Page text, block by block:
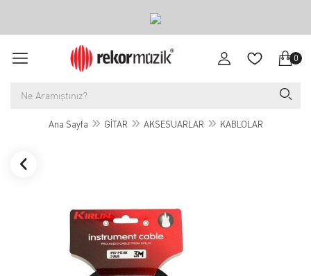
0
Ana Sayfa GİTAR AKSESUARLAR KABLOLAR